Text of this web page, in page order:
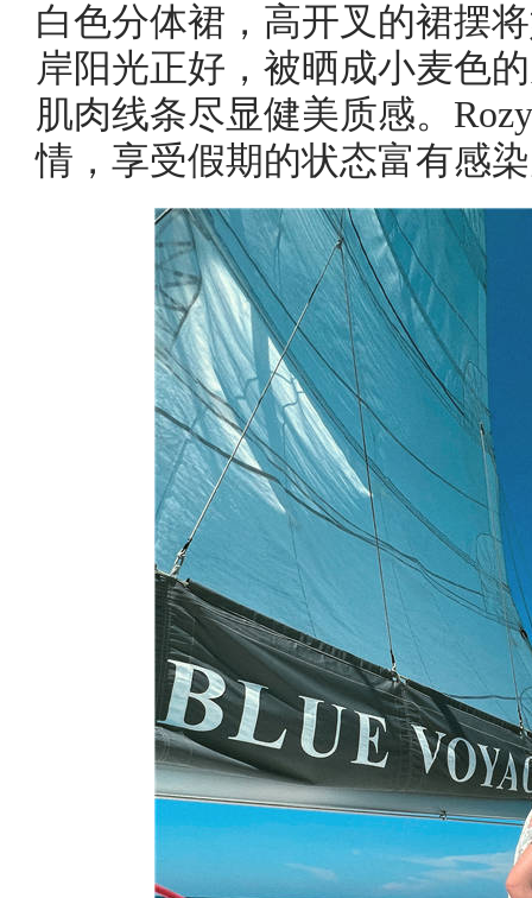
白色分体裙，高开叉的裙摆
岸阳光正好，被晒成小麦色
肌肉线条尽显健美质感。
情，享受假期的状态富有感